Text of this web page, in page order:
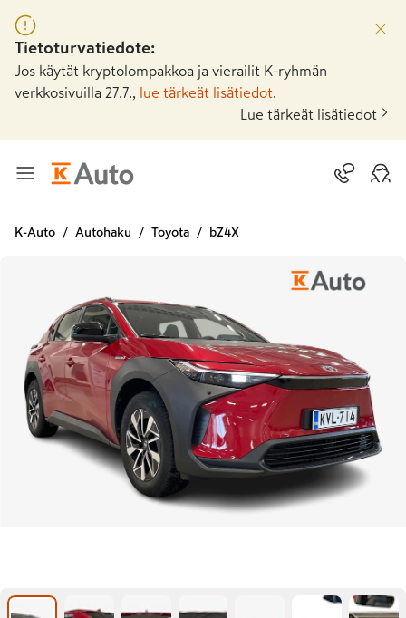
Tietoturvatiedote:
Jos käytät kryptolompakkoa ja vierailit K-ryhmän
verkkosivuilla 27.7.,
lue tärkeät lisätiedot
Lue tärkeät lisätiedot
K-Auto Autohaku Toyota bZ4X